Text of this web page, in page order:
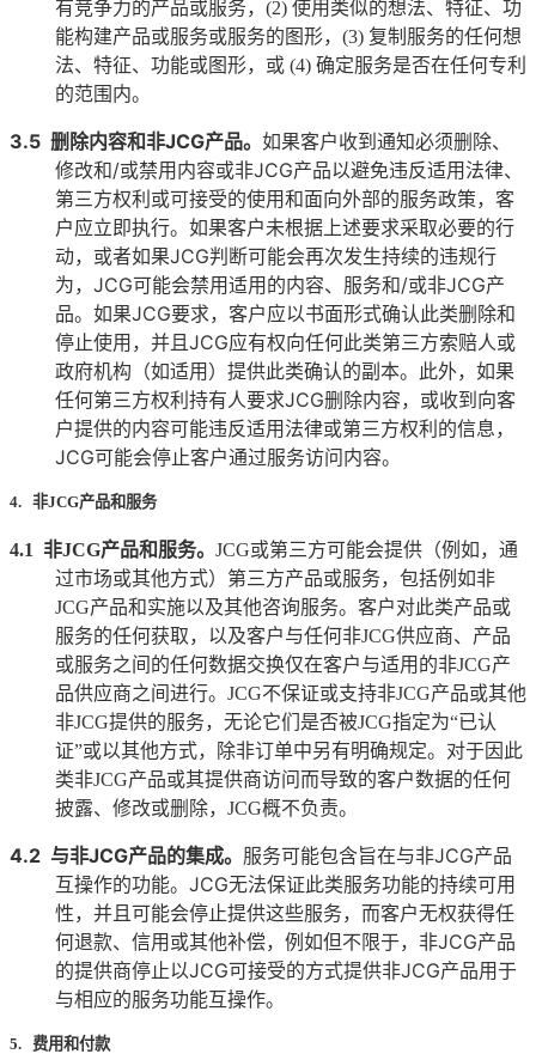
有竞争力的产品或服务， (2) 使用类似的想法、特征、功
能构建产品或服务或服务的图形， (3) 复制服务的任何想
法、特征、功能或图形，或(4) 确定服务是否在任何专利
的范围内。
3.5 删除内容和非JCG产品。 如果客户收到通知必须删除、
修改和/或禁用内容或非JCG产品以避免违反适用法律、
第三方权利或可接受的使用和面向外部的服务政策，客
户应立即执行。如果客户未根据上述要求采取必要的行
动，或者如果JCG判断可能会再次发生持续的违规行
为， JCG可能会禁用适用的内容、服务和/或非JCG产
品。如果JCG要求，客户应以书面形式确认此类删除和
停止使用，并且JCG应有权向任何此类第三方索赔人或
政府机构（如适用）提供此类确认的副本。此外，如果
任何第三方权利持有人要求JCG删除内容，或收到向客
户提供的内容可能违反适用法律或第三方权利的信息，
JCG可能会停止客户通过服务访问内容。
4. 非JCG产品和服务
4.1 非JCG产品和服务。 JCG或第三方可能会提供（例如，通
过市场或其他方式）第三方产品或服务，包括例如非
JCG产品和实施以及其他咨询服务。客户对此类产品或
服务的任何获取，以及客户与任何非JCG供应商、产品
或服务之间的任何数据交换仅在客户与适用的非JCG产
品供应商之间进行。 JCG不保证或支持非JCG产品或其他
非JCG提供的服务，无论它们是否被JCG指定为“已认
证”或以其他方式，除非订单中另有明确规定。对于因此
类非JCG产品或其提供商访问而导致的客户数据的任何
披露、修改或删除， JCG概不负责。
4.2 与非JCG产品的集成。 服务可能包含旨在与非JCG产品
互操作的功能。 JCG无法保证此类服务功能的持续可用
性，并且可能会停止提供这些服务，而客户无权获得任
何退款、信用或其他补偿，例如但不限于，非JCG产品
的提供商停止以JCG可接受的方式提供非JCG产品用于
与相应的服务功能互操作。
5. 费用和付款